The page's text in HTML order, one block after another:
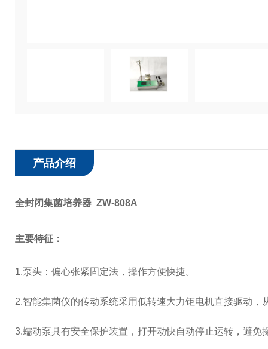
产品介绍
全封闭集菌培养器 ZW-808A
主要特征：
1.泵头：偏心张紧固定法，操作方便快捷。
2.智能集菌仪的传动系统采用低转速大力钜电机直接驱动
3.蠕动泵具有安全保护装置，打开动快自动停止运转，避免